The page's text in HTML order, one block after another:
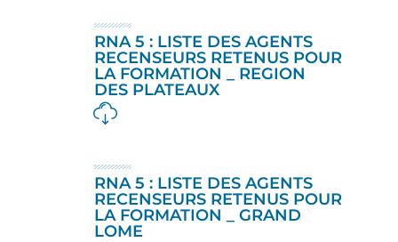
RNA 5 : LISTE DES AGENTS
RECENSEURS RETENUS POUR
LA FORMATION _ REGION
DES PLATEAUX
RNA 5 : LISTE DES AGENTS
RECENSEURS RETENUS POUR
LA FORMATION _ GRAND
LOME